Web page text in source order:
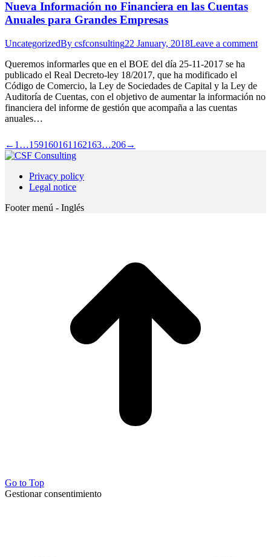
Nueva Información no Financiera en las Cuentas
Anuales para Grandes Empresas
UncategorizedBy csfconsulting22 January, 2018Leave a comment
Queremos informarles que en el BOE del día 25-11-2017 se ha
publicado el Real Decreto-ley 18/2017, que ha modificado el
Código de Comercio, la Ley de Sociedades de Capital y la Ley de
Auditoría de Cuentas, con el objetivo de aumentar la información no
financiera del informe de gestión que acompaña a las cuentas
anuales…
← 1 …159160161 162163…206→
Privacy policy
Legal notice
Footer menú - Inglés
Go to Top
Gestionar consentimiento